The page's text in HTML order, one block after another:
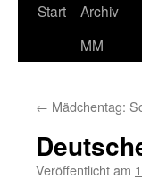
Start
Archiv
MM
← Mädchentag:
Veröffentlicht am